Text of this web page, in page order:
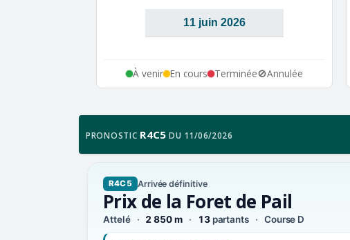
À venir En cours Terminée🚫Annulée
PRONOSTIC R4C5 DU 11/06/2026
R4C5 Arrivée définitive
Prix de la Foret de Pail
Attelé 2 850 m 13partants Course D